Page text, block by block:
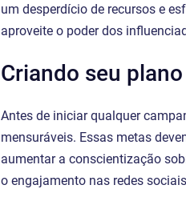
um desperdício de recursos e
aproveite o poder dos
Criando seu
Antes de iniciar qualquer
mensuráveis. Essas metas
aumentar a conscientização
o engajamento nas redes